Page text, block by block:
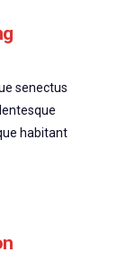
senectus
habitant